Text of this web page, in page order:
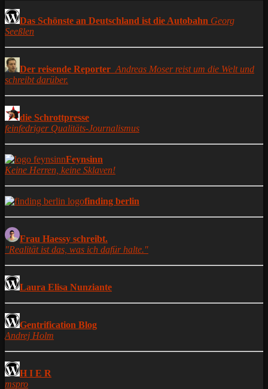
Das Schönste an Deutschland ist die Autobahn Georg
Seeßlen
Der reisende Reporter Andreas Moser reist um die Welt und
schreibt darüber.
die Schrottpresse
feinfedriger Qualitäts-Journalismus
Feynsinn
Keine Herren, keine Sklaven!
finding berlin
Frau Haessy schreibt.
"Realität ist das, was ich dafür halte."
Laura Elisa Nunziante
Gentrification Blog
Andrej Holm
H I E R
mspro